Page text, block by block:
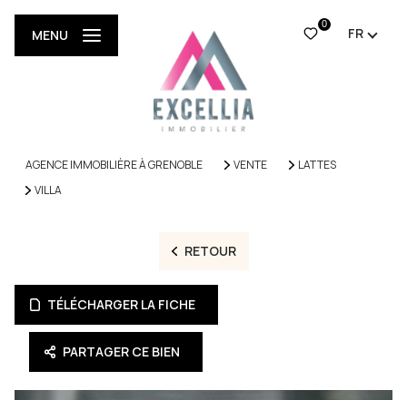
0
FR
MENU
AGENCE IMMOBILIÈRE À GRENOBLE VENTE
LATTES
VILLA
RETOUR
TÉLÉCHARGER LA FICHE
PARTAGER CE BIEN